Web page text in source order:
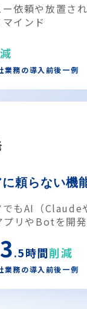
依頼や放置さ
インド
務の導入前後一例
頼らない機
でもAI（Claude
プリやBotを開発
.5時間削減
務の導入前後一例